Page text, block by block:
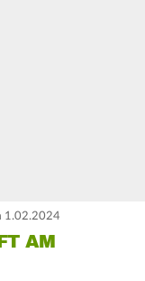
1.02.2024
AM